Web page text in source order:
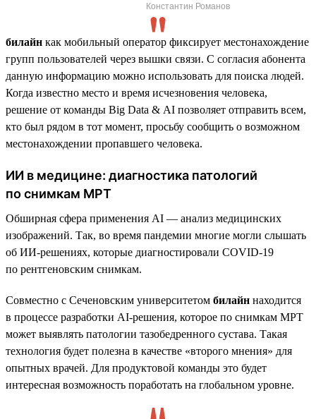
Константин Романов
билайн как мобильный оператор фиксирует местонахождение
групп пользователей через вышки связи. C согласия абонента
данную информацию можно использовать для поиска людей.
Когда известно место и время исчезновения человека,
решение от команды Big Data & AI позволяет отправить всем,
кто был рядом в тот момент, просьбу сообщить о возможном
местонахождении пропавшего человека.
ИИ в медицине: диагностика патологий
по снимкам МРТ
Обширная сфера применения AI — анализ медицинских
изображений. Так, во время пандемии многие могли слышать
об ИИ-решениях, которые диагностировали COVID-19
по рентгеновским снимкам.
Совместно с Сеченовским университетом билайн находится
в процессе разработки AI-решения, которое по снимкам МРТ
может выявлять патологии тазобедренного сустава. Такая
технология будет полезна в качестве «второго мнения» для
опытных врачей. Для продуктовой команды это будет
интересная возможность поработать на глобальном уровне.